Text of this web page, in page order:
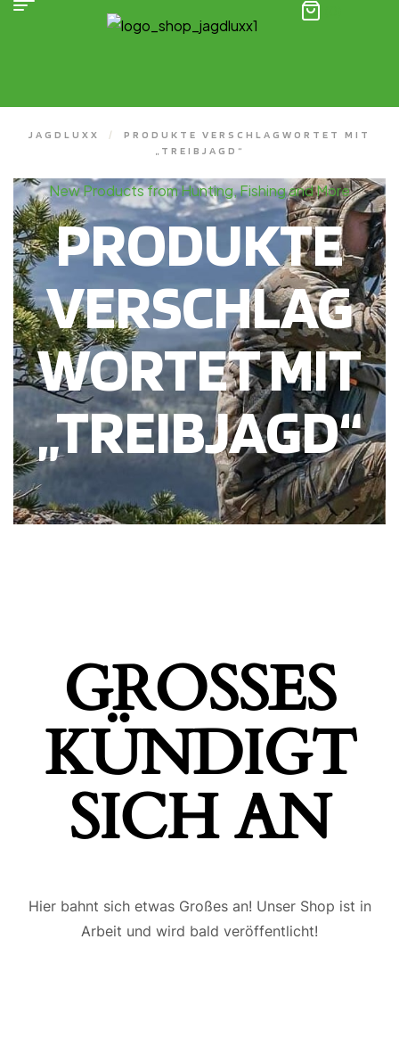
JAGDLUXX /
PRODUKTE VERSCHLAGWORTET MIT
„TREIBJAGD“
New Products from Hunting, Fishing and More
PRODUKTE
VERSCHLAG
WORTET MIT
„TREIBJAGD“
GROSSES K
ÜNDIGT S
ICH AN
Hier bahnt sich etwas Großes an! Unser Shop ist in
Arbeit und wird bald veröffentlicht!